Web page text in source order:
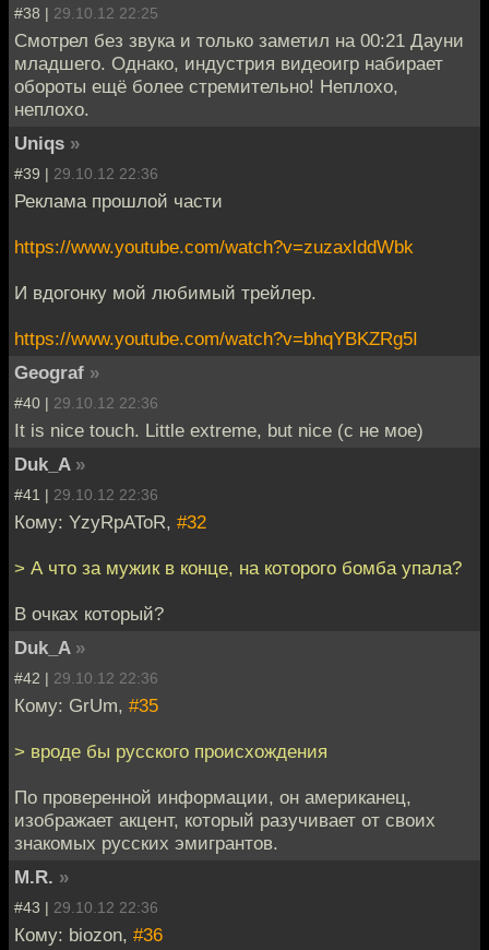
#38 | 29.10.12 22:25
Смотрел без звука и только заметил на 00:21 Дауни
младшего. Однако, индустрия видеоигр набирает
обороты ещё более стремительно! Неплохо,
неплохо.
Uniqs »
#39 | 29.10.12 22:36
Реклама прошлой части
https://www.youtube.com/watch?v=zuzaxlddWbk
И вдогонку мой любимый трейлер.
https://www.youtube.com/watch?v=bhqYBKZRg5I
Geograf »
#40 | 29.10.12 22:36
It is nice touch. Little extreme, but nice (с не мое)
Duk_A »
#41 | 29.10.12 22:36
Кому: YzyRpAToR, #32
> А что за мужик в конце, на которого бомба упала?
В очках который?
Duk_A »
#42 | 29.10.12 22:36
Кому: GrUm, #35
> вроде бы русского происхождения
По проверенной информации, он американец,
изображает акцент, который разучивает от своих
знакомых русских эмигрантов.
M.R. »
#43 | 29.10.12 22:36
Кому: biozon, #36